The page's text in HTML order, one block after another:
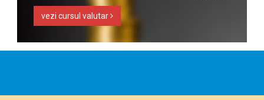
vezi cursul valutar